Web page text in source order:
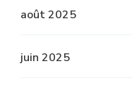
août 2025
juin 2025